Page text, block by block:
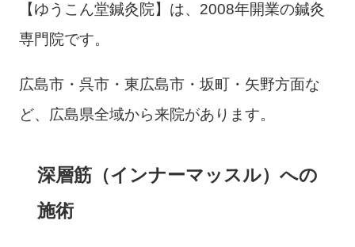
【ゆうこん堂鍼灸院】は、2008年開業の鍼灸
専門院です。
広島市・呉市・東広島市・坂町・矢野方面な
ど、広島県全域から来院があります。
深層筋（インナーマッスル）への
施術